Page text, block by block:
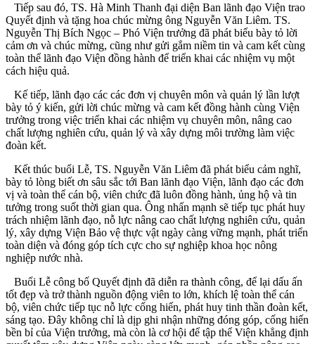
Tiếp sau đó, TS. Hà Minh Thanh đại diện Ban lãnh đạo Viện trao
Quyết định và tặng hoa chúc mừng ông Nguyễn Văn Liêm. TS.
Nguyễn Thị Bích Ngọc – Phó Viện trưởng đã phát biểu bày tỏ lời
cảm ơn và chúc mừng, cũng như gửi gắm niềm tin và cam kết cùng
toàn thể lãnh đạo Viện đồng hành để triển khai các nhiệm vụ một
cách hiệu quả.
Kế tiếp, lãnh đạo các các đơn vị chuyên môn và quản lý lần lượt
bày tỏ ý kiến, gửi lời chúc mừng và cam kết đồng hành cùng Viện
trưởng trong việc triển khai các nhiệm vụ chuyên môn, nâng cao
chất lượng nghiên cứu, quản lý và xây dựng môi trường làm việc
đoàn kết.
Kết thúc buổi Lễ, TS. Nguyễn Văn Liêm đã phát biểu cảm nghĩ,
bày tỏ lòng biết ơn sâu sắc tới Ban lãnh đạo Viện, lãnh đạo các đơn
vị và toàn thể cán bộ, viên chức đã luôn đồng hành, ủng hộ và tin
tưởng trong suốt thời gian qua. Ông nhấn mạnh sẽ tiếp tục phát huy
trách nhiệm lãnh đạo, nỗ lực nâng cao chất lượng nghiên cứu, quản
lý, xây dựng Viện Bảo vệ thực vật ngày càng vững mạnh, phát triển
toàn diện và đóng góp tích cực cho sự nghiệp khoa học nông
nghiệp nước nhà.
Buổi Lễ công bố Quyết định đã diễn ra thành công, để lại dấu ấn
tốt đẹp và trở thành nguồn động viên to lớn, khích lệ toàn thể cán
bộ, viên chức tiếp tục nỗ lực cống hiến, phát huy tinh thần đoàn kết,
sáng tạo. Đây không chỉ là dịp ghi nhận những đóng góp, cống hiến
bền bỉ của Viện trưởng, mà còn là cơ hội để tập thể Viện khẳng định